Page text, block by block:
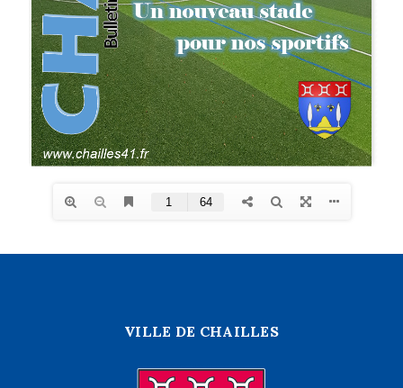
VILLE DE CHAILLES